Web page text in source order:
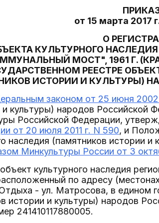
от 15 марта 2017
О
КУЛЬТУРНОГО
МОСТ", 1961 Г.
РЕЕСТРЕ
ИСТОРИИ И КУЛЬТУРЫ)
законом от 25 июня
и культуры) народов
Российской Федерации,
от 20 июля 2011 г. N 590, и
наследия (памятников истории
Минкультуры России от 3
культурного наследия
по адресу
- ул. Матросова, в едином
истории и культуры) народов
241410117880005.